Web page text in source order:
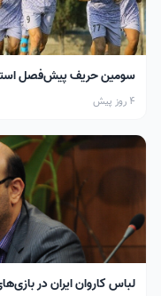
سومین حریف پیش‌فصل
4 روز پیش
لباس کاروان ایران در